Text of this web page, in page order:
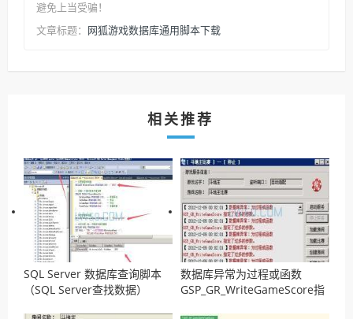
避免上当受骗！
文章标题： 网狐游戏数据库通用脚本下载
相关推荐
SQL Server 数据库查询脚本
（SQL Server查找数据）
数据库异常为过程或函数
GSP_GR_WriteGameScore指